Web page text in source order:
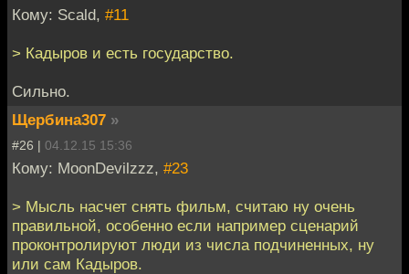
Кому: Scald, #11
> Кадыров и есть государство.
Сильно.
Щербина307 »
#26 | 04.12.15 15:36
Кому: MoonDevilzzz, #23
> Мысль насчет снять фильм, считаю ну очень
правильной, особенно если например сценарий
проконтролируют люди из числа подчиненных, ну
или сам Кадыров.